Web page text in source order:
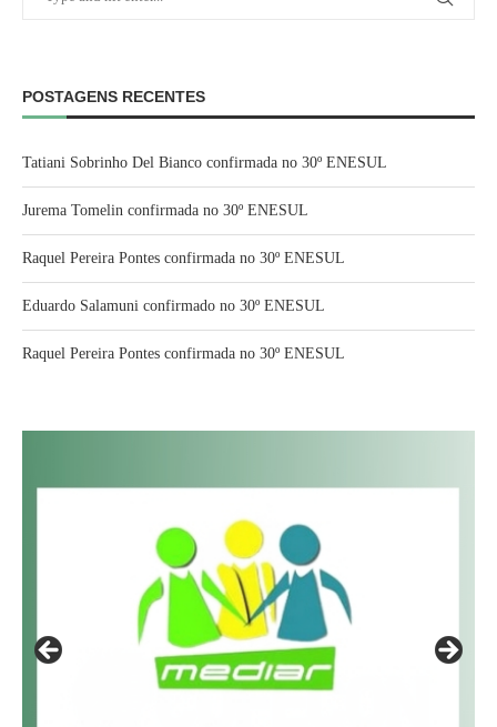
POSTAGENS RECENTES
Tatiani Sobrinho Del Bianco confirmada no 30º ENESUL
Jurema Tomelin confirmada no 30º ENESUL
Raquel Pereira Pontes confirmada no 30º ENESUL
Eduardo Salamuni confirmado no 30º ENESUL
Raquel Pereira Pontes confirmada no 30º ENESUL